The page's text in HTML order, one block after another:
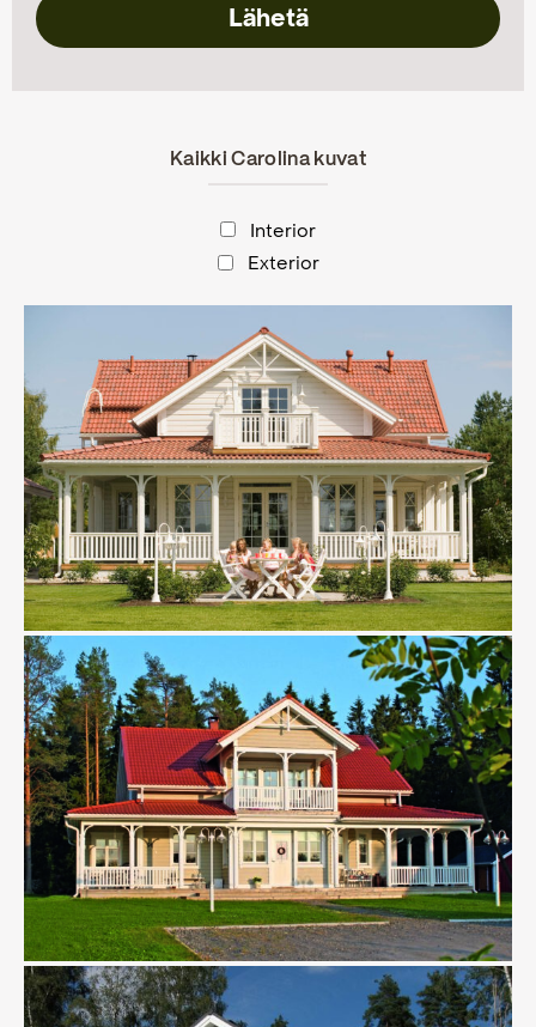
Kaikki Carolina kuvat
Interior
Exterior